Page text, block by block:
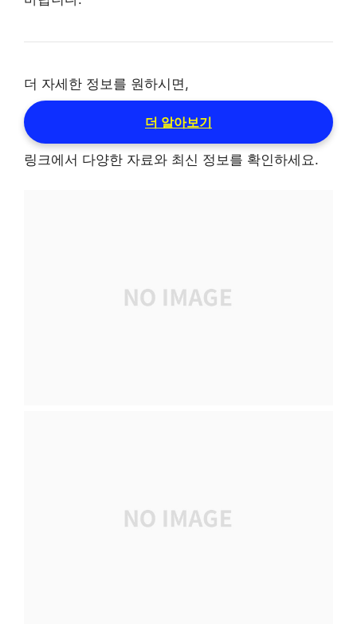
더 자세한 정보를 원하시면,
더 알아보기
링크에서 다양한 자료와 최신 정보를 확인하세요.